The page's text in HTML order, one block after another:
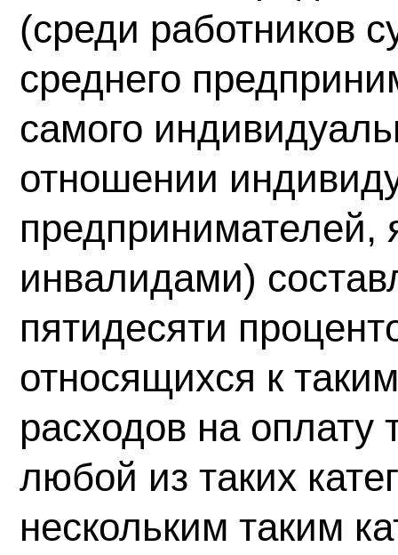
(среди работников
среднего
самого
отношении
инвалидами)
пятидесяти
относящихся к
расходов на оплату
любой из таких
нескольким таким